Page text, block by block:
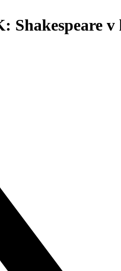
Shakespeare v